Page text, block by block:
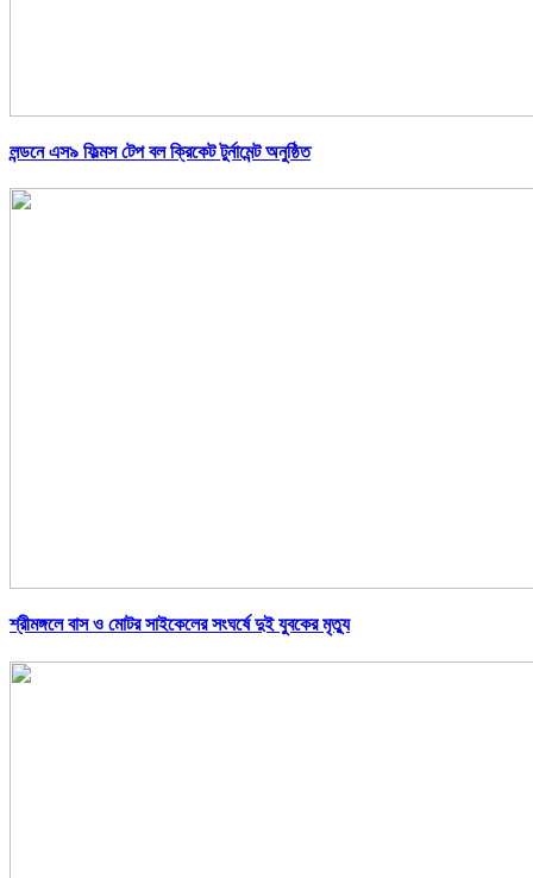
লন্ডনে এস৯ ফিল্মস টেপ বল ক্রিকেট টুর্নামেন্ট অনুষ্ঠিত
শ্রীমঙ্গলে বাস ও মোটর সাইকেলের সংঘর্ষে দুই যুবকের মৃত্যু